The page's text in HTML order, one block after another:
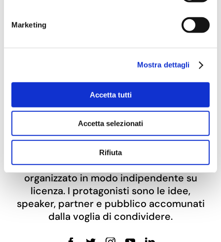
Marketing
Mostra dettagli
Accetta tutti
Accetta selezionati
Rifiuta
TEDxBergamoè l’evento in stileTED
organizzato in modo indipendente su
licenza. I protagonisti sono le idee,
speaker, partner e pubblico accomunati
dalla voglia di condividere.